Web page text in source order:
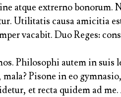
atque extrerno bonorum.
Utilitatis causa amicitia
vacabit. Duo Reges:
Philosophi autem in suis
Pisone in eo
et recta quidem ad